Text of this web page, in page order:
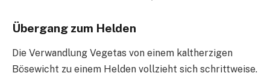
Übergang zum Helden
Die Verwandlung Vegetas von einem kaltherzigen
Bösewicht zu einem Helden vollzieht sich schrittweise.